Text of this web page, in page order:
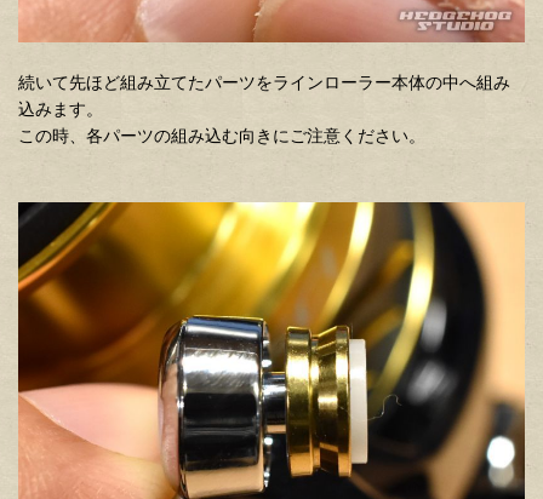
続いて先ほど組み立てたパーツをラインローラー本体の中へ組み
込みます。
この時、各パーツの組み込む向きにご注意ください。